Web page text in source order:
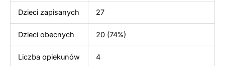
Dzieci zapisanych 27
Dzieci obecnych 20 (74%)
Liczba opiekunów 4